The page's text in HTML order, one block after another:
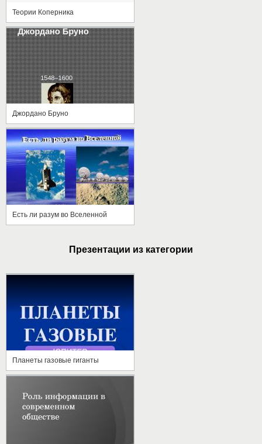
Теории Коперника
Джордано Бруно
Есть ли разум во Вселенной
Презентации из категории
Планеты газовые гиганты